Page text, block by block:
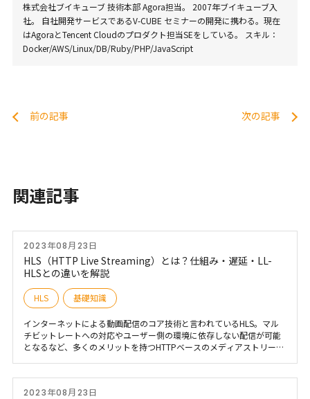
株式会社ブイキューブ 技術本部 Agora担当。 2007年ブイキューブ入
社。 自社開発サービスであるV-CUBE セミナーの開発に携わる。現在
はAgoraとTencent Cloudのプロダクト担当SEをしている。 スキル：
Docker/AWS/Linux/DB/Ruby/PHP/JavaScript
前の記事 次の記事
関連記事
2023年08月23日
HLS（HTTP Live Streaming）とは？仕組み・遅延・LL-
HLSとの違いを解説
HLS 基礎知識
インターネットによる動画配信のコア技術と言われているHLS。マル
チビットレートへの対応やユーザー側の環境に依存しない配信が可能
となるなど、多くのメリットを持つHTTPベースのメディアストリーミ
く解説いたします。
2023年08月23日